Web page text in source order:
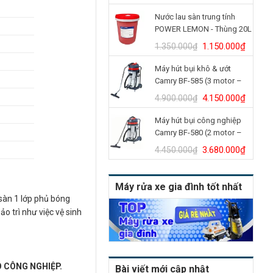
gốc
là:
14.350.000₫.
hiện
tại
là:
12.500.000₫.
Nước lau sàn trung tính
POWER LEMON - Thùng 20L
1.350.000₫ Giá
gốc
là:
1.350.000₫.
1.150.000₫Giá
hiện
Máy hút bụi khô & ướt
Camry BF-585 (3 motor –
80L)
4.900.000₫ Giá
gốc
là:
4.900.000₫.
4.150.000₫Giá
hiện
Máy hút bụi công nghiệp
Camry BF-580 (2 motor –
70L)
4.450.000₫ Giá
gốc
là:
4.450.000₫.
3.680.000₫Giá
hiện
tại
Máy rửa xe gia đình tốt nhất
Bài viết mới cập nhật
1 lớp phủ bóng
trì như việc vệ sinh
CÔNG NGHIỆP.